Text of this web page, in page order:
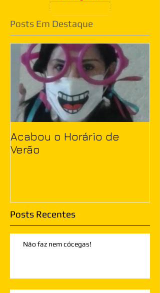
Posts Em Destaque
Acabou o Horário de
Verão
Posts Recentes
Não faz nem cócegas!